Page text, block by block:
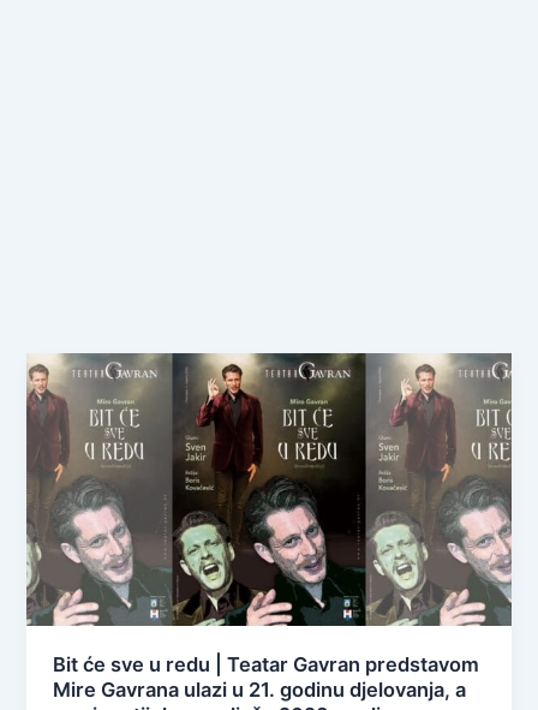
Bit će sve u redu | Teatar Gavran predstavom
Mire Gavrana ulazi u 21. godinu djelovanja, a